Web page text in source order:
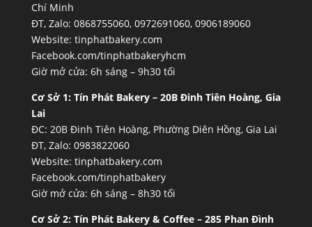
Chí Minh
ĐT, Zalo: 0868755060, 0972691060, 0906189060
Website: tinphatbakery.com
Facebook.com/tinphatbakeryhcm
Giờ mở cửa: 6h sáng – 9h30 tối
Cơ Sở 1: Tín Phát Bakery – 20B Đinh Tiên Hoàng, Gia
Lai
ĐC: 20B Đinh Tiên Hoàng, Phường Diên Hồng, Gia Lai
ĐT, Zalo: 0983822060
Website: tinphatbakery.com
Facebook.com/tinphatbakery
Giờ mở cửa: 6h sáng – 8h30 tối
Cơ Sở 2: Tín Phát Bakery & Coffee – 285 Phan Đình